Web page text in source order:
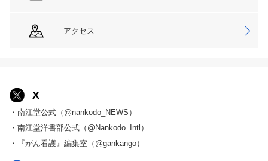
アクセス
X
・南江堂公式（@nankodo_NEWS）
・南江堂洋書部公式（@Nankodo_Intl）
・『がん看護』編集室（@gankango）